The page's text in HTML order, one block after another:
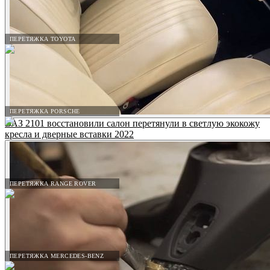
ПЕРЕТЯЖКА TOYOTA
ПЕРЕТЯЖКА PORSCHE
ПЕРЕТЯЖКА RANGE ROVER
ПЕРЕТЯЖКА MERCEDES-BENZ
ВАЗ 2101 восстановили салон перетянули в светлую экокожу
кресла и дверные вставки 2022